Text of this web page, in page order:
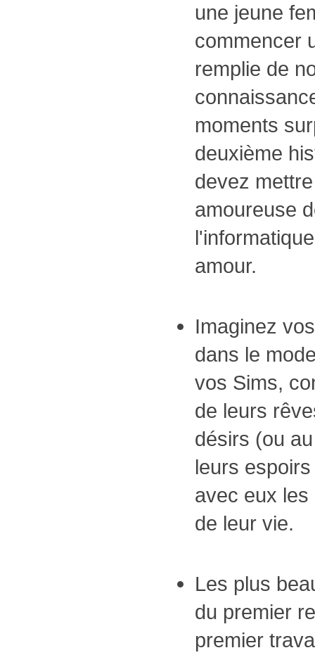
une jeune
commencer
remplie de
moments
deuxième
devez
amoureuse
amour.
Imaginez
dans le
vos Sims,
de leurs
désirs (ou
leurs
avec eux
de leur vie.
Les plus
du premier
premier